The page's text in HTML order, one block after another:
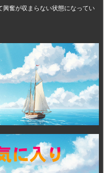
奮が収まらない状態になってい